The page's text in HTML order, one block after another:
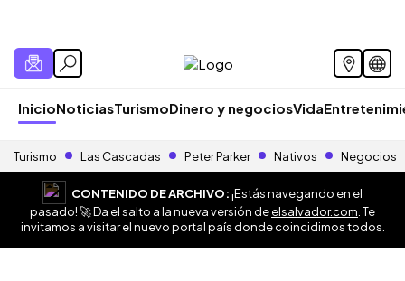
InicioNoticiasTurismoDinero y negociosVida
Turismo Las Cascadas Peter Parker Nativos Negocios
CONTENIDO DE ARCHIVO:¡Estás navegando en el
pasado! 🚀 Da el salto a la nueva versión deelsalvador.com . Te
invitamos a visitar el nuevo portal país donde coincidimos todos.